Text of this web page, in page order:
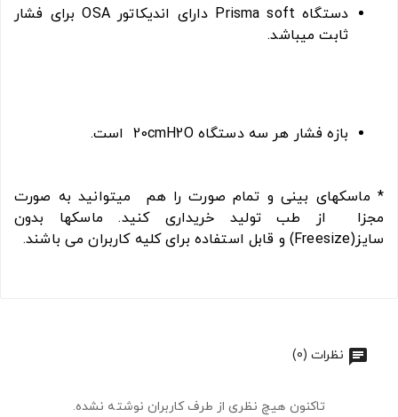
دستگاه Prisma soft دارای اندیکاتور OSA برای
فشار
ثابتمیباشد.
بازه فشار هر سه دستگاه 20cmH2O است.
* ماسکهای بینی و تمام صورت را هم میتوانید به صورت
مجزا از طب تولید خریداری کنید. ماسکها بدون
سایز(Freesize) و قابل استفاده برای کلیه کاربران می باشند.
نظرات (0)
تاکنون هیچ نظری از طرف کاربران نوشته نشده.